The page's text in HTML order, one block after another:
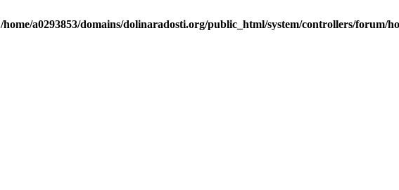
/home/a0293853/domains/dolinaradosti.org/public_html/system/controllers/forum/